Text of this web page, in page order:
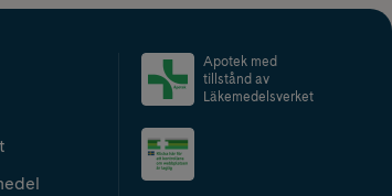
Apotek med
tillstånd av
Läkemedelsverket